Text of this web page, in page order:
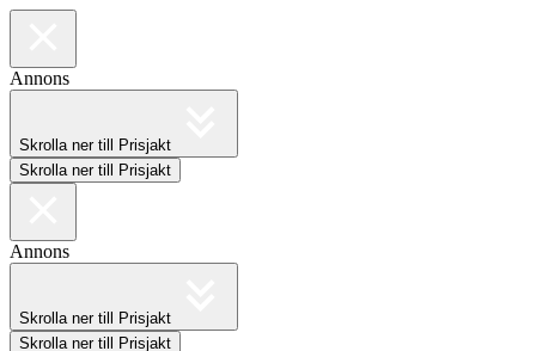
Annons
Skrolla ner till Prisjakt
Skrolla ner till Prisjakt
Annons
Skrolla ner till Prisjakt
Skrolla ner till Prisjakt